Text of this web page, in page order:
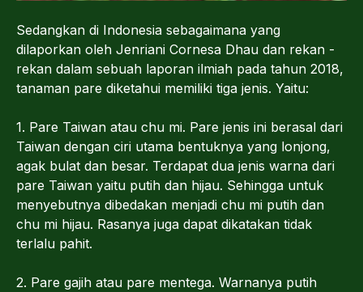
Sedangkan di Indonesia sebagaimana yang
dilaporkan oleh Jenriani Cornesa Dhau dan rekan -
rekan dalam sebuah laporan ilmiah pada tahun 2018,
tanaman pare diketahui memiliki tiga jenis. Yaitu:
1. Pare Taiwan atau chu mi. Pare jenis ini berasal dari
Taiwan dengan ciri utama bentuknya yang lonjong,
agak bulat dan besar. Terdapat dua jenis warna dari
pare Taiwan yaitu putih dan hijau. Sehingga untuk
menyebutnya dibedakan menjadi chu mi putih dan
chu mi hijau. Rasanya juga dapat dikatakan tidak
terlalu pahit.
2. Pare gajih atau pare mentega. Warnanya putih